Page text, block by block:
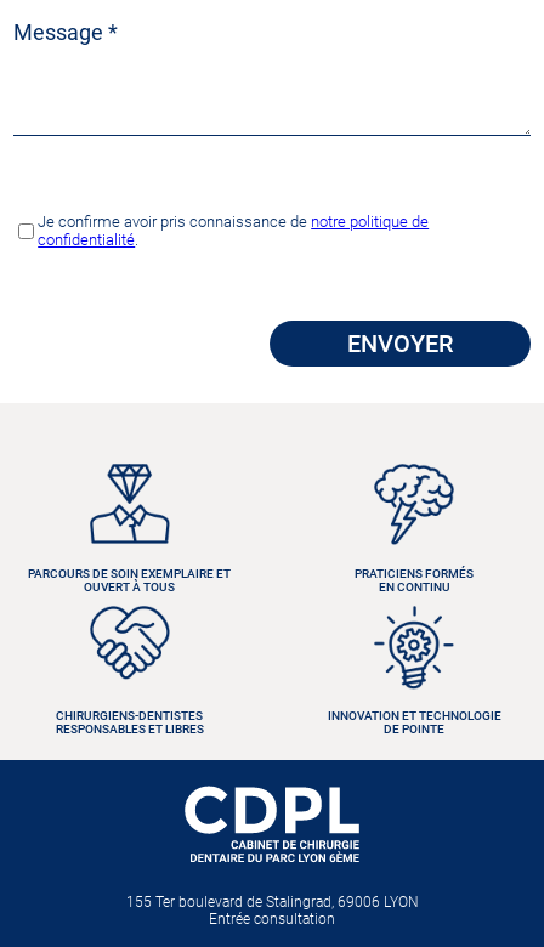
Je confirme avoir pris connaissance de notre politique de
confidentialité.
PARCOURS DE SOIN EXEMPLAIRE ET
OUVERT À TOUS
PRATICIENS FORMÉS
EN CONTINU
CHIRURGIENS-DENTISTES
RESPONSABLES ET LIBRES
INNOVATION ET TECHNOLOGIE
DE POINTE
155 Ter boulevard de Stalingrad, 69006 LYON
Entrée consultation